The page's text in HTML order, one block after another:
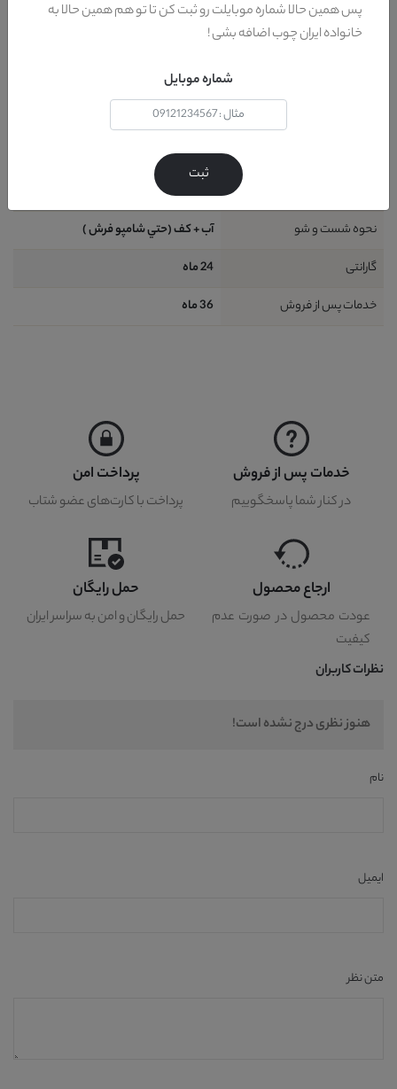
جنس پایه
متصل
-
مدرن
قطعه : 1 عدد ميز تلويزيون
: بله
نحوه شست و شو
آب + کف (حتي شامپو فرش )
گارانتی
24 ماه
خدمات پس از فروش
36 ماه
خدمات پس از فروش
در کنار شما پاسخگوییم
پرداخت امن
پرداخت با کارت‌های عضو شتاب
ارجاع محصول
عودت محصول در صورت عدم
کیفیت
حمل رایگان
حمل رایگان و امن به سراسر ایران
نظرات کاربران
هنوز نظری درج نشده است!
نام
ایمیل
متن نظر
پس همین حالا شماره موبایلت رو ثبت کن تا تو هم همین حالا به
خانواده ایران چوب اضافه بشی !
شماره موبایل
ثبت